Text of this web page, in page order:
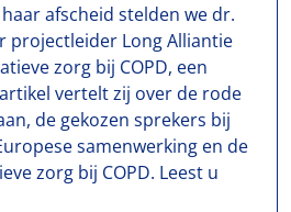
afscheid stelden we dr.
projectleider Long Alliantie
zorg bij COPD, een
vertelt zij over de rode
de gekozen sprekers bij
samenwerking en de
zorg bij COPD. Leest u